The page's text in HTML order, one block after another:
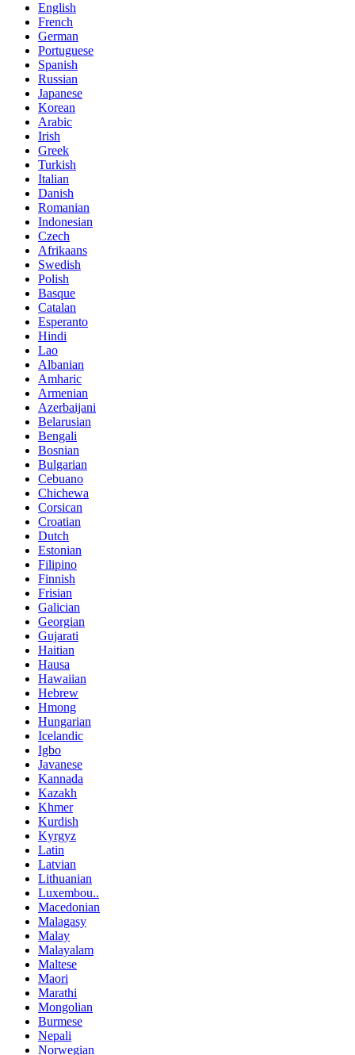
English
French
German
Portuguese
Spanish
Russian
Japanese
Korean
Arabic
Irish
Greek
Turkish
Italian
Danish
Romanian
Indonesian
Czech
Afrikaans
Swedish
Polish
Basque
Catalan
Esperanto
Hindi
Lao
Albanian
Amharic
Armenian
Azerbaijani
Belarusian
Bengali
Bosnian
Bulgarian
Cebuano
Chichewa
Corsican
Croatian
Dutch
Estonian
Filipino
Finnish
Frisian
Galician
Georgian
Gujarati
Haitian
Hausa
Hawaiian
Hebrew
Hmong
Hungarian
Icelandic
Igbo
Javanese
Kannada
Kazakh
Khmer
Kurdish
Kyrgyz
Latin
Latvian
Lithuanian
Luxembou..
Macedonian
Malagasy
Malay
Malayalam
Maltese
Maori
Marathi
Mongolian
Burmese
Nepali
Norwegian